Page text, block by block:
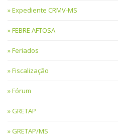
Expediente CRMV-MS
FEBRE AFTOSA
Feriados
Fiscalização
Fórum
GRETAP
GRETAP/MS